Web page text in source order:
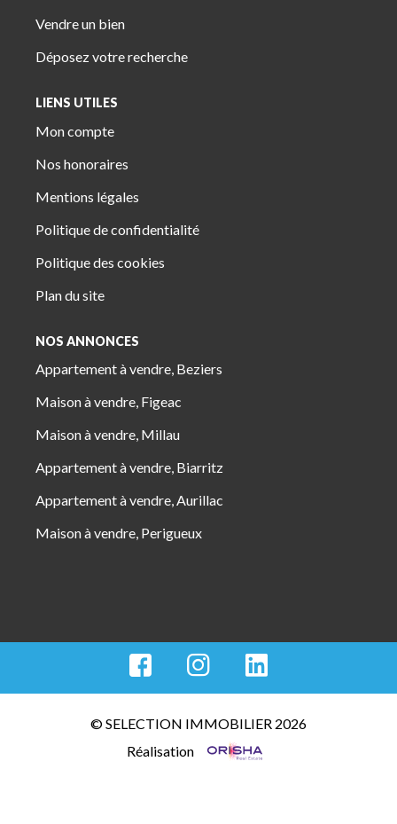
Vendre un bien
Déposez votre recherche
LIENS UTILES
Mon compte
Nos honoraires
Mentions légales
Politique de confidentialité
Politique des cookies
Plan du site
NOS ANNONCES
Appartement à vendre, Beziers
Maison à vendre, Figeac
Maison à vendre, Millau
Appartement à vendre, Biarritz
Appartement à vendre, Aurillac
Maison à vendre, Perigueux
© SELECTION IMMOBILIER 2026
Réalisation